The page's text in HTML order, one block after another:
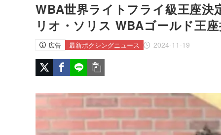
WBA世界ライトフライ級王座
リオ・ソリス WBAゴールド王
広告 2024-11-19
最新ボクシングニュース